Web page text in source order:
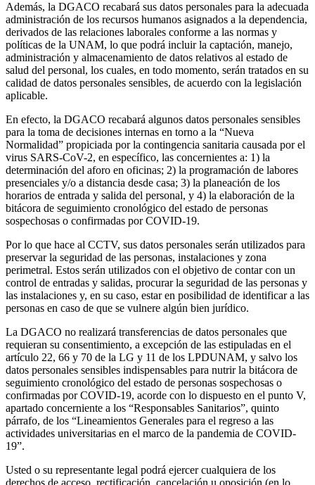
Además, la DGACO recabará sus datos personales para la adecuada
administración de los recursos humanos asignados a la dependencia,
derivados de las relaciones laborales conforme a las normas y
políticas de la UNAM, lo que podrá incluir la captación, manejo,
administración y almacenamiento de datos relativos al estado de
salud del personal, los cuales, en todo momento, serán tratados en su
calidad de datos personales sensibles, de acuerdo con la legislación
aplicable.
En efecto, la DGACO recabará algunos datos personales sensibles
para la toma de decisiones internas en torno a la “Nueva
Normalidad” propiciada por la contingencia sanitaria causada por el
virus SARS-CoV-2, en específico, las concernientes a: 1) la
determinación del aforo en oficinas; 2) la programación de labores
presenciales y/o a distancia desde casa; 3) la planeación de los
horarios de entrada y salida del personal, y 4) la elaboración de la
bitácora de seguimiento cronológico del estado de personas
sospechosas o confirmadas por COVID-19.
Por lo que hace al CCTV, sus datos personales serán utilizados para
preservar la seguridad de las personas, instalaciones y zona
perimetral. Estos serán utilizados con el objetivo de contar con un
control de entradas y salidas, procurar la seguridad de las personas y
las instalaciones y, en su caso, estar en posibilidad de identificar a las
personas en caso de que se vulnere algún bien jurídico.
La DGACO no realizará transferencias de datos personales que
requieran su consentimiento, a excepción de las estipuladas en el
artículo 22, 66 y 70 de la LG y 11 de los LPDUNAM, y salvo los
datos personales sensibles indispensables para nutrir la bitácora de
seguimiento cronológico del estado de personas sospechosas o
confirmadas por COVID-19, acorde con lo dispuesto en el punto V,
apartado concerniente a los “Responsables Sanitarios”, quinto
párrafo, de los “Lineamientos Generales para el regreso a las
actividades universitarias en el marco de la pandemia de COVID-
19”.
Usted o su representante legal podrá ejercer cualquiera de los